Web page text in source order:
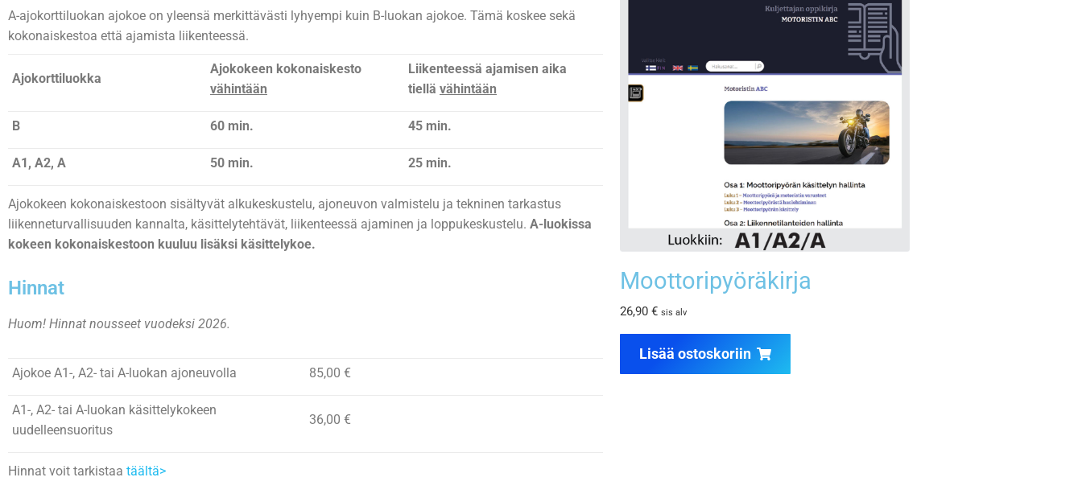
A-ajokorttiluokan ajokoe on yleensä merkittävästi lyhyempi kuin B-luokan ajokoe. Tämä koskee sekä
kokonaiskestoa että ajamista liikenteessä.
Ajokorttiluokka
Ajokokeen kokonaiskesto
vähintään
Liikenteessä ajamisen aika
tiellä vähintään
B 60 min. 45 min.
A1, A2, A 50 min. 25 min.
Ajokokeen kokonaiskestoon sisältyvät alkukeskustelu, ajoneuvon valmistelu ja tekninen tarkastus
liikenneturvallisuuden kannalta, käsittelytehtävät, liikenteessä ajaminen ja loppukeskustelu. A-luokissa
kokeen kokonaiskestoon kuuluu lisäksi käsittelykoe.
Hinnat
Huom! Hinnat nousseet vuodeksi 2026.
Ajokoe A1-, A2- tai A-luokan ajoneuvolla 85,00 €
A1-, A2- tai A-luokan käsittelykokeen
uudelleensuoritus
36,00 €
Hinnat voit tarkistaa täältä>
Moottoripyöräkirja
26,90 € sis alv
Lisää ostoskoriin